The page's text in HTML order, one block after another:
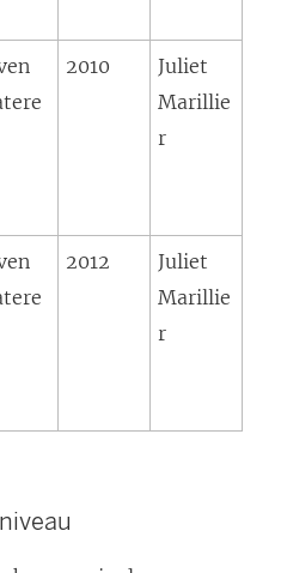
2010
Juliet
Marillie
r
2012
Juliet
Marillie
r